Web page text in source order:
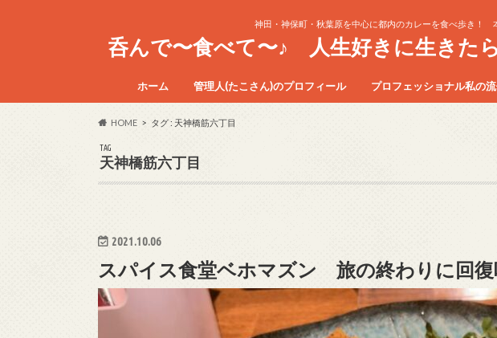
神田・神保町・秋葉原を中心に都内のカレーを食べ歩き！
呑んで〜食べて〜♪ 人生好きに生きた
ホーム 管理人(たこさん)のプロフィール プロフェッショナル私の
HOME タグ : 天神橋筋六丁目
TAG
天神橋筋六丁目
2021.10.06
スパイス食堂ベホマズン 旅の終わりに回復